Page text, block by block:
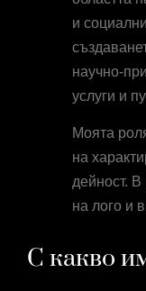
и
научно-
услуги и
Моята
на
дейност.
на лого и
С какво